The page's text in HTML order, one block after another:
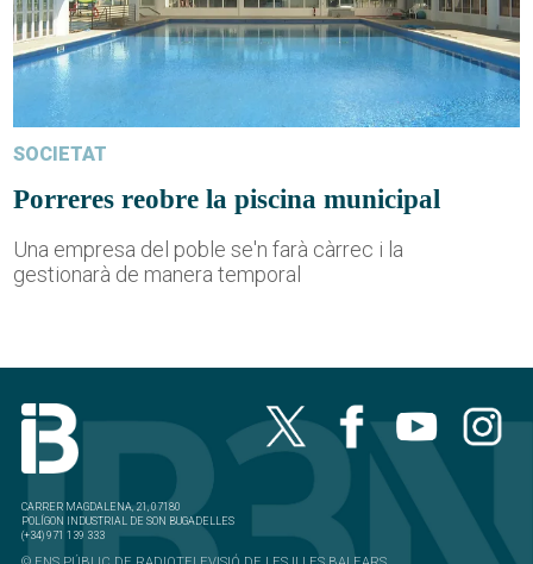
SOCIETAT
Porreres reobre la piscina municipal
Una empresa del poble se'n farà càrrec i la
gestionarà de manera temporal
CARRER MAGDALENA, 21, 07180
POLÍGON INDUSTRIAL DE SON BUGADELLES
(+34) 971 139 333